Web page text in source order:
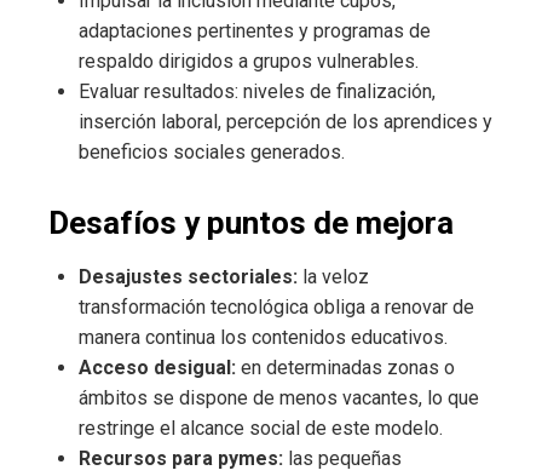
adaptaciones pertinentes y programas de
respaldo dirigidos a grupos vulnerables.
Evaluar resultados: niveles de finalización,
inserción laboral, percepción de los aprendices y
beneficios sociales generados.
Desafíos y puntos de mejora
Desajustes sectoriales: la veloz
transformación tecnológica obliga a renovar de
manera continua los contenidos educativos.
Acceso desigual: en determinadas zonas o
ámbitos se dispone de menos vacantes, lo que
restringe el alcance social de este modelo.
Recursos para pymes: las pequeñas